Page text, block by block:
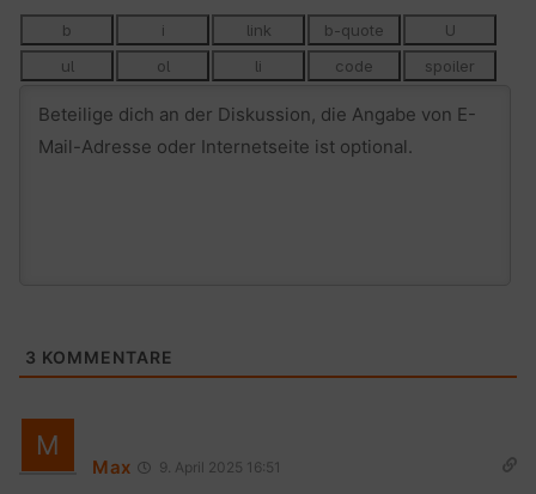
3 KOMMENTARE
Max 9. April 2025 16:51